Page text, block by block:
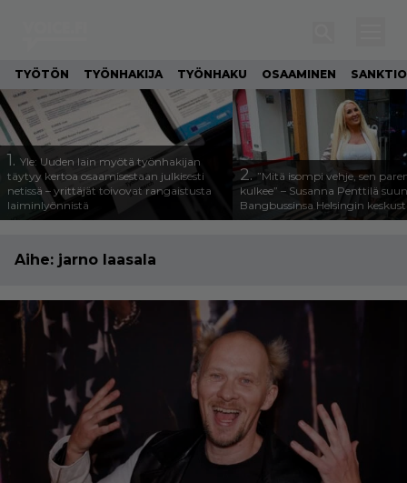
TYÖTÖN TYÖNHAKIJA TYÖNHAKU OSAAMINEN SANKTIO
1. Yle: Uuden lain myötä työnhakijan
täytyy kertoa osaamisestaan julkisesti
netissä – yrittäjät toivovat rangaistusta
laiminlyönnistä
2. ”Mitä isompi vehje, sen
kulkee” – Susanna Penttilä
Bangbussinsa Helsingin
Aihe: jarno laasala